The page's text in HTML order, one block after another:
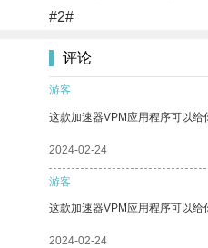
#2#
评论
游客
这款加速器VPM应用程序可以给
2024-02-24
游客
这款加速器VPM应用程序可以给
2024-02-24